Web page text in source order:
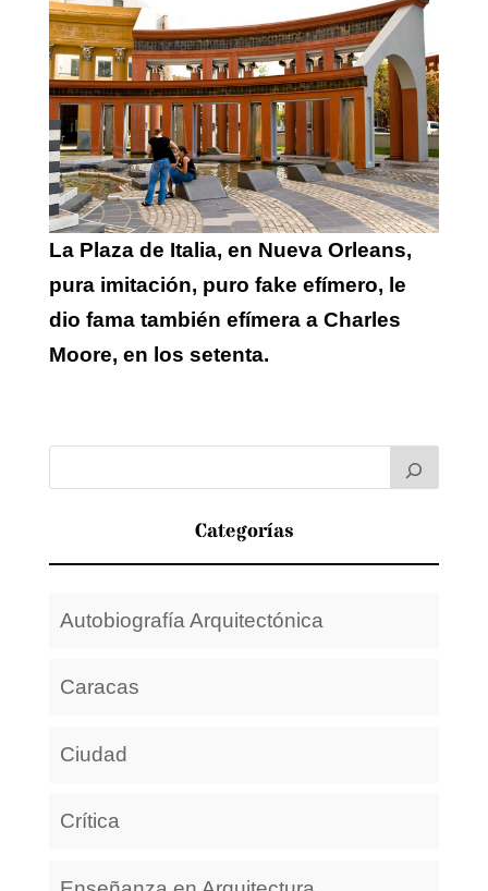
La Plaza de Italia, en Nueva Orleans,
pura imitación, puro fake efímero, le
dio fama también efímera a Charles
Moore, en los setenta.
Categorías
Autobiografía Arquitectónica
Caracas
Ciudad
Crítica